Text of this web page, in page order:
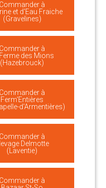
Commander à
et d'Eau Fraiche
(Gravelines)
Commander à
Ferme des Mions
(Hazebrouck)
Commander à
Ferm'Entières
d'Armentières)
Commander à
Delmotte
(Laventie)
Commander à